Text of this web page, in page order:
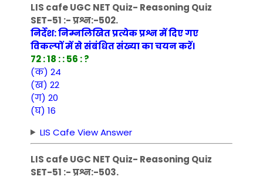
LIS cafe UGC NET Quiz- Reasoning Quiz
SET-51 :- प्रश्न:-502.
निर्देश: निम्नलिखित प्रत्येक प्रश्न में दिए गए
विकल्पों में से संबंधित संख्या का चयन करें।
72 : 18 : : 56 : ?
(क) 24
(ख) 22
(ग) 20
(घ) 16
LIS Cafe View Answer
LIS cafe UGC NET Quiz- Reasoning Quiz
SET-51 :- प्रश्न:-503.